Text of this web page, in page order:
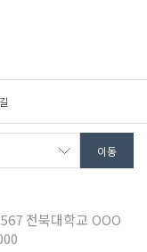
전북대학교 OOO